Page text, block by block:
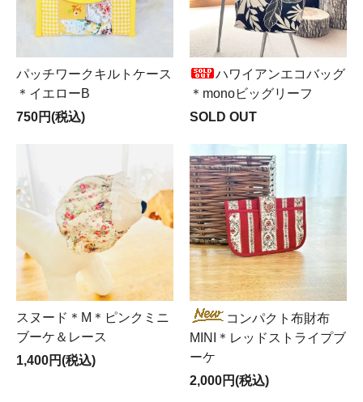
パッチワークキルトケース
＊イエローB
750円(税込)
ハワイアンエコバッグ
＊monoビッグリーフ
SOLD OUT
スヌード＊M＊ピンクミニ
ブーケ＆レース
1,400円(税込)
コンパクト布財布
MINI＊レッドストライプブ
ーケ
2,000円(税込)